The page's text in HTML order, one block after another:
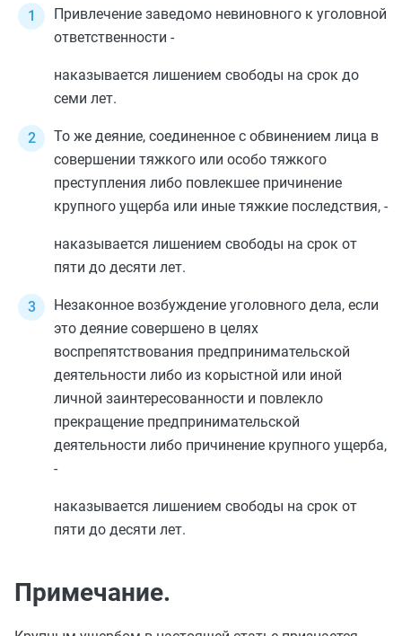
Привлечение заведомо невиновного к уголовной
ответственности -
наказывается лишением свободы на срок до
семи лет.
То же деяние, соединенное с обвинением лица в
совершении тяжкого или особо тяжкого
преступления либо повлекшее причинение
крупного ущерба или иные тяжкие последствия, -
наказывается лишением свободы на срок от
пяти до десяти лет.
Незаконное возбуждение уголовного дела, если
это деяние совершено в целях
воспрепятствования предпринимательской
деятельности либо из корыстной или иной
личной заинтересованности и повлекло
прекращение предпринимательской
деятельности либо причинение крупного ущерба,
-
наказывается лишением свободы на срок от
пяти до десяти лет.
Примечание.